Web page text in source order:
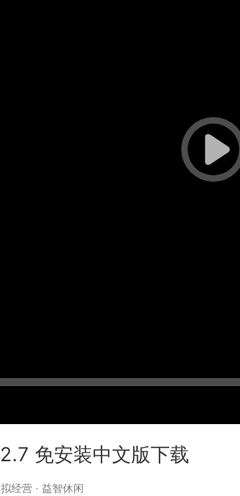
免安装中文版下载
经营 · 益智休闲